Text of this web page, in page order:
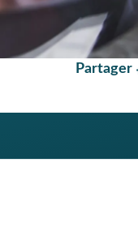
Partager